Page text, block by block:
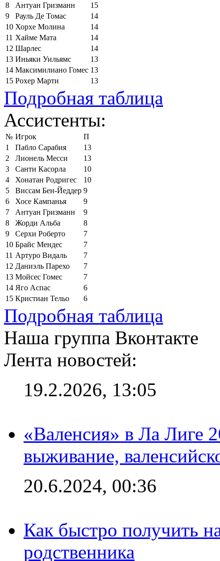
8
Антуан Гризманн
15
9
Рауль Де Томас
14
10 Хорхе Молина
14
11 Хайме Мата
14
12 Шарлес
14
13 Иньяки Уильямс
13
14 Максимилиано Гомес 13
15 Рохер Марти 13
Подробная таблица
Ассистенты:
№ Игрок
П
1
Пабло Сарабия
13
2
Лионель Месси
13
3
Санти Касорла
10
4
Хонатан Родригес
10
5
Виссам Бен-Йеддер 9
6
Хосе Кампанья
9
7
Антуан Гризманн
9
8
Жорди Альба
8
9
Серхи Роберто
7
10 Брайс Мендес
7
11 Артуро Видаль
7
12 Даниэль Парехо
7
13 Мойсес Гомес
7
14 Яго Аспас
6
15 Кристиан Тельо 6
Подробная таблица
Наша группа Вконтакте
Лента новостей:
19.2.2026, 13:05
«Валенсия» в Ла Лиге
выживание,
20.6.2024, 00:36
Как быстро получить
родственника